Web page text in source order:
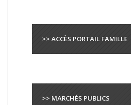
>> ACCÈS PORTAIL FAMILLE
>> MARCHÉS PUBLICS